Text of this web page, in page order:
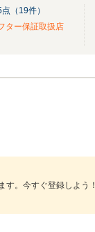
点（ 19件）
ター保証取扱店
す。今すぐ登録しよう！